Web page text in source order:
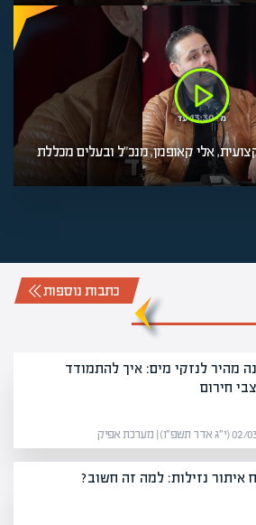
אלי קאופמן, מנכ"ל ובעלים מכללת
כתבות נוספות
מהיר לנזקי מים: איך להתמודד
חירום
| מערכת אפיק
איתור נזילות: למה זה חשוב?